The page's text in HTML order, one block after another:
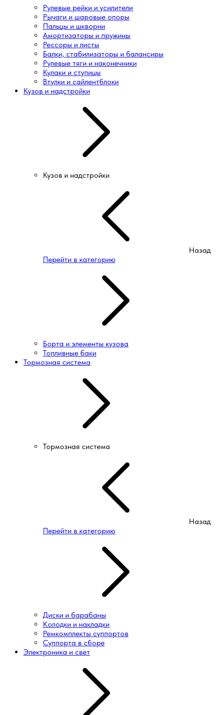
Рулевые рейки и усилители
Рычаги и шаровые опоры
Пальцы и шкворни
Амортизаторы и пружины
Рессоры и листы
Балки, стабилизаторы и балансиры
Рулевые тяги и наконечники
Кулаки и ступицы
Втулки и сайлентблоки
Кузов и надстройки
Кузов и надстройки
Назад
Перейти в категорию
Борта и элементы кузова
Топливные баки
Тормозная система
Тормозная система
Назад
Перейти в категорию
Диски и барабаны
Колодки и накладки
Ремкомплекты суппортов
Суппорта в сборе
Электроника и свет